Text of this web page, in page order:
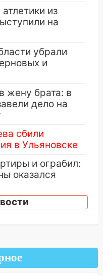
из
на
убрали
и
жену брата: в
дело на
сбили
в Ульяновске
и ограбил:
оказался
движение
если им